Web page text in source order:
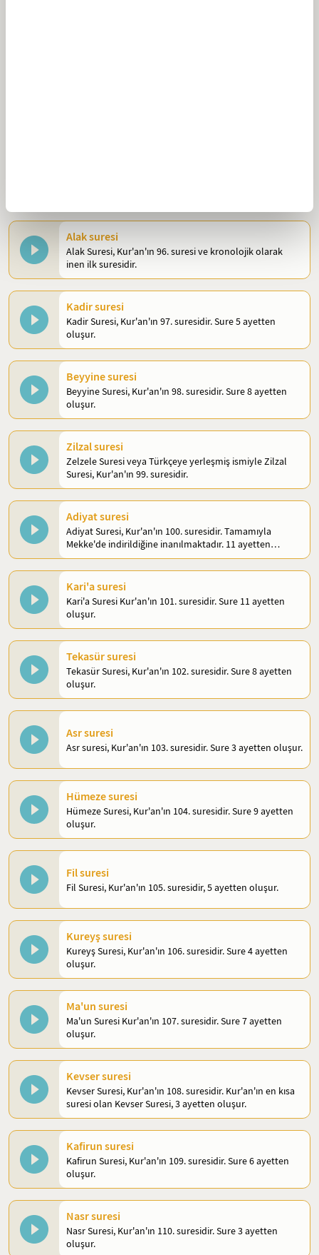
Alak suresi
Alak Suresi, Kur'an'ın 96. suresi ve kronolojik olarak
inen ilk suresidir.
Kadir suresi
Kadir Suresi, Kur'an'ın 97. suresidir. Sure 5 ayetten
oluşur.
Beyyine suresi
Beyyine Suresi, Kur'an'ın 98. suresidir. Sure 8 ayetten
oluşur.
Zilzal suresi
Zelzele Suresi veya Türkçeye yerleşmiş ismiyle Zilzal
Suresi, Kur'an'ın 99. suresidir.
Adiyat suresi
Adiyat Suresi, Kur'an'ın 100. suresidir. Tamamıyla
Mekke'de indirildiğine inanılmaktadır. 11 ayetten
oluşmaktadır.
Kari'a suresi
Kari'a Suresi Kur'an'ın 101. suresidir. Sure 11 ayetten
oluşur.
Tekasür suresi
Tekasür Suresi, Kur'an'ın 102. suresidir. Sure 8 ayetten
oluşur.
Asr suresi
Asr suresi, Kur'an'ın 103. suresidir. Sure 3 ayetten oluşur.
Hümeze suresi
Hümeze Suresi, Kur'an'ın 104. suresidir. Sure 9 ayetten
oluşur.
Fil suresi
Fil Suresi, Kur'an'ın 105. suresidir, 5 ayetten oluşur.
Kureyş suresi
Kureyş Suresi, Kur'an'ın 106. suresidir. Sure 4 ayetten
oluşur.
Ma'un suresi
Ma'un Suresi Kur'an'ın 107. suresidir. Sure 7 ayetten
oluşur.
Kevser suresi
Kevser Suresi, Kur'an'ın 108. suresidir. Kur'an'ın en kısa
suresi olan Kevser Suresi, 3 ayetten oluşur.
Kafirun suresi
Kafirun Suresi, Kur'an'ın 109. suresidir. Sure 6 ayetten
oluşur.
Nasr suresi
Nasr Suresi, Kur'an'ın 110. suresidir. Sure 3 ayetten
oluşur.